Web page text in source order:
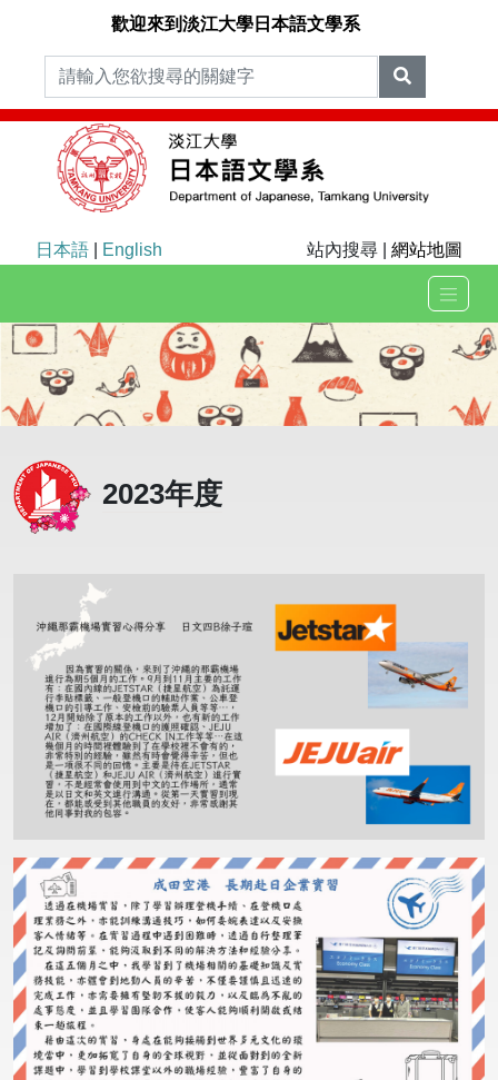
歡迎來到淡江大學日本語文學系
日本語 English 站內搜尋 | 網站地圖
2023年度